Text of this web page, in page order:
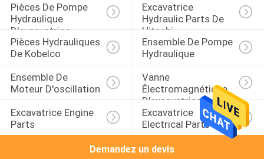
Pièces De Pompe
Hydraulique
D'excavatrice
Excavatrice
Hydraulic Parts De
Hitachi
Pièces Hydrauliques
De Kobelco
Ensemble De Pompe
Hydraulique
Ensemble De
Moteur D'oscillation
Vanne
Électromagnétique
D'excavatrice
Excavatrice Engine
Parts
Excavatrice
Electrical Parts
Demandez un devis